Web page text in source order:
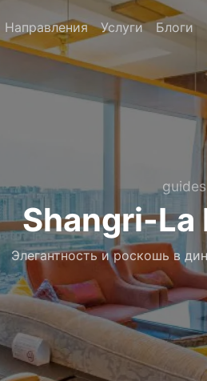
Направления Услуги Блоги
Shangri-La
Элегантность и роскошь в